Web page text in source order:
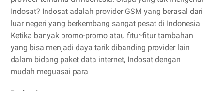
Indosat? Indosat adalah provider GSM yang berasal dari
luar negeri yang berkembang sangat pesat di Indonesia.
Ketika banyak promo-promo atau fitur-fitur tambahan
yang bisa menjadi daya tarik dibanding provider lain
dalam bidang paket data internet, Indosat dengan
mudah meguasai para